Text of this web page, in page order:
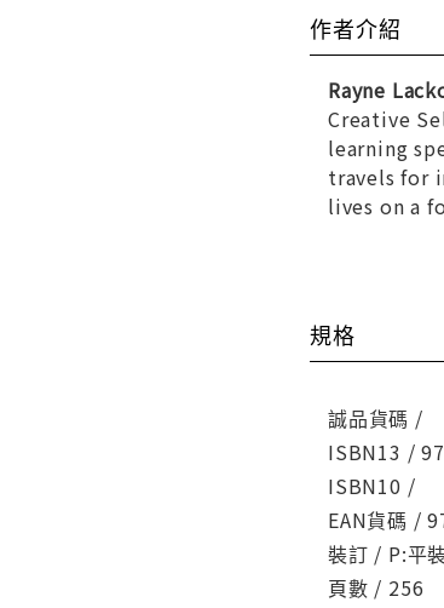
作者介紹
Rayne
Creative
learning
travels for
lives on a
規格
誠品貨碼 /
ISBN13 /
ISBN10 /
EAN貨碼 /
裝訂 / P:平
頁數 / 256